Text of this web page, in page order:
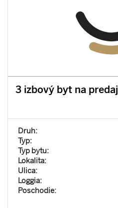
3 izbový byt na predaj
Druh:
Typ:
Typ bytu:
Lokalita:
Ulica:
Loggia:
Poschodie: